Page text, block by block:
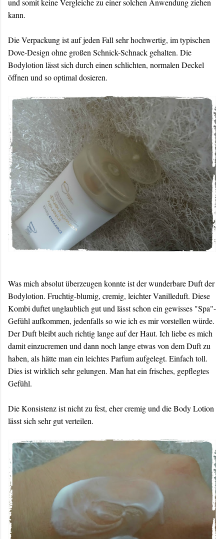
kann.
Die Verpackung ist auf jeden Fall sehr hochwertig, im typischen
Dove-Design ohne großen Schnick-Schnack gehalten. Die
Bodylotion lässt sich durch einen schlichten, normalen Deckel
öffnen und so optimal dosieren.
Was mich absolut überzeugen konnte ist der wunderbare Duft der
Bodylotion. Fruchtig-blumig, cremig, leichter Vanilleduft. Diese
Kombi duftet unglaublich gut und lässt schon ein gewisses "Spa"-
Gefühl aufkommen, jedenfalls so wie ich es mir vorstellen würde.
Der Duft bleibt auch richtig lange auf der Haut. Ich liebe es mich
damit einzucremen und dann noch lange etwas von dem Duft zu
haben, als hätte man ein leichtes Parfum aufgelegt. Einfach toll.
Dies ist wirklich sehr gelungen. Man hat ein frisches, gepflegtes
Gefühl.
Die Konsistenz ist nicht zu fest, eher cremig und die Body Lotion
lässt sich sehr gut verteilen.